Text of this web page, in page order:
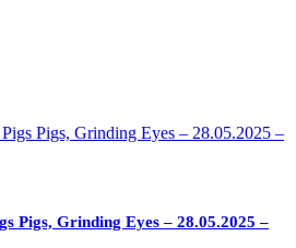
Pigs, Grinding Eyes – 28.05.2025 –